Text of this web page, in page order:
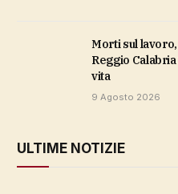
Morti sul lavoro, da Firenze a Bologna, fino a
Reggio
vita
9 Agosto 2026
ULTIME NOTIZIE